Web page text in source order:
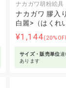
ナカガワ胡粉絵具
ナカガワ 膠入
白麗>（はくれ
¥1,144
サイズ・販売単位違
あります